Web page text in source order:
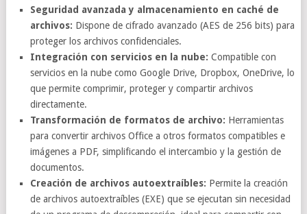
Seguridad avanzada y almacenamiento en caché de
archivos: Dispone de cifrado avanzado (AES de 256 bits) para
proteger los archivos confidenciales.
Integración con servicios en la nube:Compatible con
servicios en la nube como Google Drive, Dropbox, OneDrive, lo
que permite comprimir, proteger y compartir archivos
directamente.
Transformación de formatos de archivo: Herramientas
para convertir archivos Office a otros formatos compatibles e
imágenes a PDF, simplificando el intercambio y la gestión de
documentos.
Creación de archivos autoextraíbles: Permite la creación
de archivos autoextraíbles (EXE) que se ejecutan sin necesidad